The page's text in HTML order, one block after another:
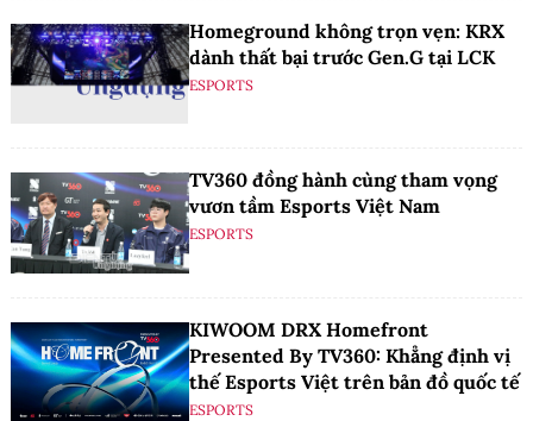
Homeground không trọn vẹn: KRX
dành thất bại trước Gen.G tại LCK
ESPORTS
TV360 đồng hành cùng tham vọng
vươn tầm Esports Việt Nam
ESPORTS
KIWOOM DRX Homefront
Presented By TV360: Khẳng định vị
thế Esports Việt trên bản đồ quốc tế
ESPORTS